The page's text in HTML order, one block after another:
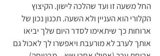
החל משעה זו ועד שהלכה לישון. הקיצוץ
הקלורי הוא העניין ולא השעה. תכנון נכון של
ארוחות כך שיתאימו לסדר היום שלך יביאו
אותך לערב לא מורעבת ויאפשרו לך לאכול גם